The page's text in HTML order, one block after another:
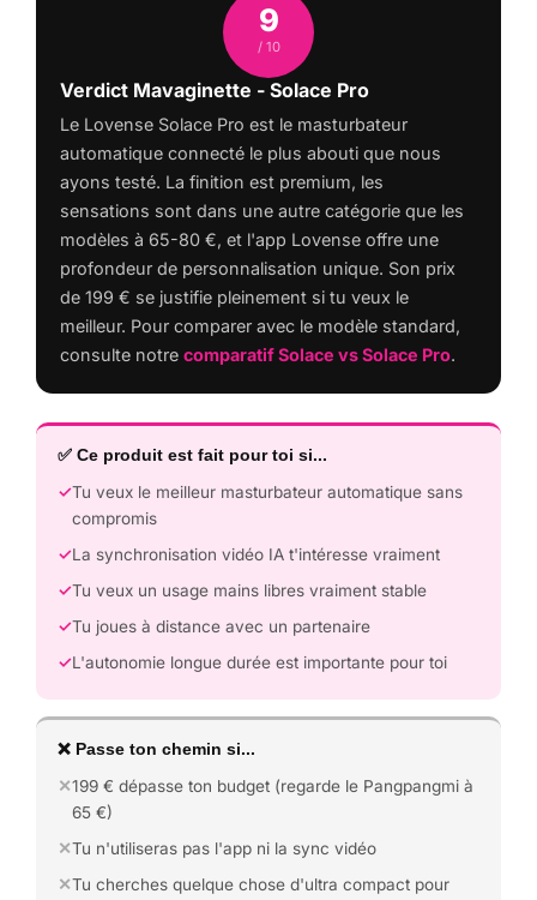
9
/ 10
Verdict Mavaginette - Solace Pro
Le Lovense Solace Pro est le masturbateur
automatique connecté le plus abouti que nous
ayons testé. La finition est premium, les
sensations sont dans une autre catégorie que les
modèles à 65-80 €, et l'app Lovense offre une
profondeur de personnalisation unique. Son prix
de 199 € se justifie pleinement si tu veux le
meilleur. Pour comparer avec le modèle standard,
consulte notre comparatif Solace vs Solace Pro.
✅ Ce produit est fait pour toi si...
Tu veux le meilleur masturbateur automatique sans
compromis
La synchronisation vidéo IA t'intéresse vraiment
Tu veux un usage mains libres vraiment stable
Tu joues à distance avec un partenaire
L'autonomie longue durée est importante pour toi
❌ Passe ton chemin si...
199 € dépasse ton budget (regarde le Pangpangmi à
65 €)
Tu n'utiliseras pas l'app ni la sync vidéo
Tu cherches quelque chose d'ultra compact pour